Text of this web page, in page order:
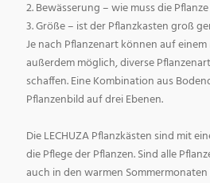
2. Bewässerung – wie muss die
3. Größe – ist der Pflanzkasten groß
Je nach Pflanzenart können auf
außerdem möglich, diverse
schaffen. Eine Kombination aus
Pflanzenbild auf drei Ebenen.
Die LECHUZA Pflanzkästen sind mit
die Pflege der Pflanzen. Sind alle
auch in den warmen